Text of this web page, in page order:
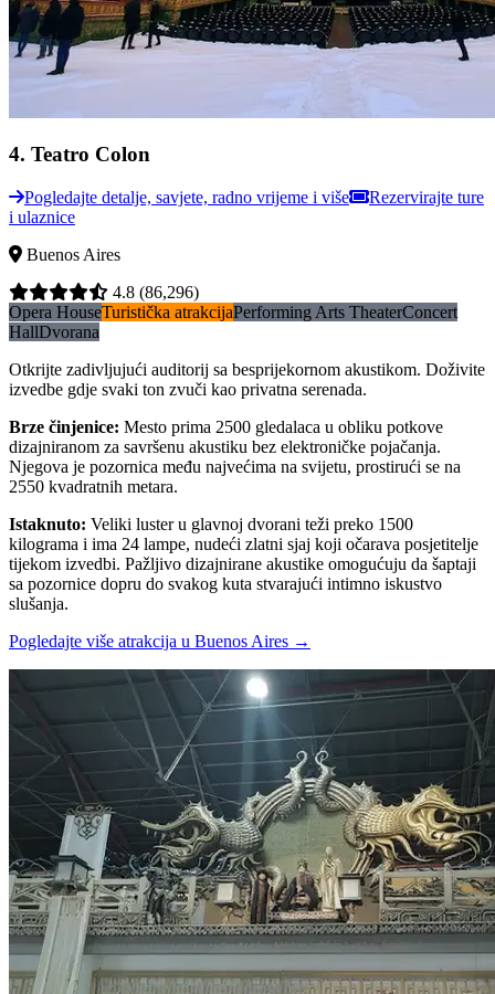
4. Teatro Colon
Pogledajte detalje, savjete, radno vrijeme i više
Rezervirajte ture
i ulaznice
Buenos Aires
4.8 (86,296)
Opera HouseTuristička atrakcijaPerforming Arts TheaterConcert
HallDvorana
Otkrijte zadivljujući auditorij sa besprijekornom akustikom. Doživite
izvedbe gdje svaki ton zvuči kao privatna serenada.
Brze činjenice: Mesto prima 2500 gledalaca u obliku potkove
dizajniranom za savršenu akustiku bez elektroničke pojačanja.
Njegova je pozornica među najvećima na svijetu, prostirući se na
2550 kvadratnih metara.
Istaknuto: Veliki luster u glavnoj dvorani teži preko 1500
kilograma i ima 24 lampe, nudeći zlatni sjaj koji očarava posjetitelje
tijekom izvedbi. Pažljivo dizajnirane akustike omogućuju da šaptaji
sa pozornice dopru do svakog kuta stvarajući intimno iskustvo
slušanja.
Pogledajte više atrakcija u Buenos Aires →